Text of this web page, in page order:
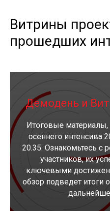
Витрины
прошедших
Демодень и
Итоговые
осеннего интенсива
20.35. Ознакомьтесь с
участников, их
ключевыми
обзор подведет итоги